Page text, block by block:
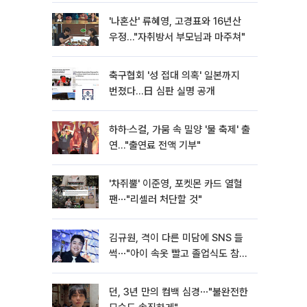
'나혼산' 류혜영, 고경표와 16년산
우정…"자취방서 부모님과 마주쳐"
축구협회 '성 접대 의혹' 일본까지
번졌다…日 심판 실명 공개
하하·스컬, 가뭄 속 밀양 '물 축제' 출
연…"출연료 전액 기부"
'차쥐뿔' 이준영, 포켓몬 카드 열혈
팬⋯"리셀러 처단할 것"
김규원, 격이 다른 미담에 SNS 들
썩⋯"아이 속옷 빨고 졸업식도 참
던, 3년 만의 컴백 심경⋯"불완전한